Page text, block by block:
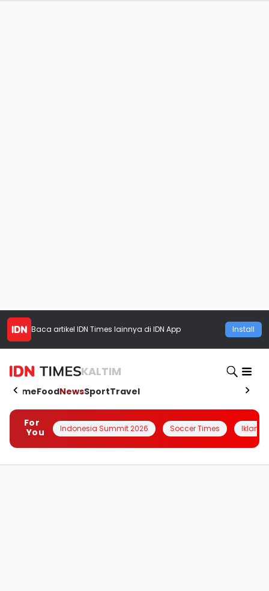
Baca artikel IDN Times lainnya di IDN App Install
KALTIM
HomeFoodNewsSportTravel
For
You
Indonesia Summit 2026 Soccer Times Iklanin